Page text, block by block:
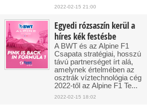
2022-02-15 21:00
Egyedi rózsaszín kerül a
híres kék festésbe
A BWT és az Alpine F1
Csapata stratégiai, hosszú
távú partnerséget írt alá,
amelynek értelmében az
osztrák víztechnológia cég
2022-től az Alpine F1 Te...
2022-02-15 18:02